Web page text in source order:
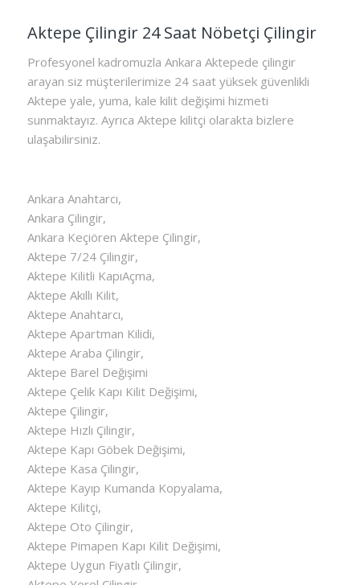
Aktepe Çilingir 24 Saat Nöbetçi Çilingir
Profesyonel kadromuzla Ankara Aktepede çilingir
arayan siz müşterilerimize 24 saat yüksek güvenlikli
Aktepe yale, yuma, kale kilit değişimi hizmeti
sunmaktayız. Ayrıca Aktepe kilitçi olarakta bizlere
ulaşabilirsiniz.
Ankara Anahtarcı,
Ankara Çilingir,
Ankara Keçiören Aktepe Çilingir,
Aktepe 7/24 Çilingir,
Aktepe Kilitli KapıAçma,
Aktepe Akıllı Kilit,
Aktepe Anahtarcı,
Aktepe Apartman Kilidi,
Aktepe Araba Çilingir,
Aktepe Barel Değişimi
Aktepe Çelik Kapı Kilit Değişimi,
Aktepe Çilingir,
Aktepe Hızlı Çilingir,
Aktepe Kapı Göbek Değişimi,
Aktepe Kasa Çilingir,
Aktepe Kayıp Kumanda Kopyalama,
Aktepe Kilitçi,
Aktepe Oto Çilingir,
Aktepe Pimapen Kapı Kilit Değişimi,
Aktepe Uygun Fiyatlı Çilingir,